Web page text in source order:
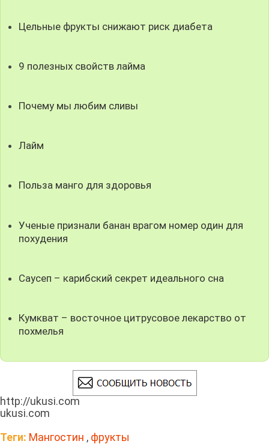
Цельные фрукты снижают риск диабета
9 полезных свойств лайма
Почему мы любим сливы
Лайм
Польза манго для здоровья
Ученые признали банан врагом номер один для
похудения
Саусеп – карибский секрет идеального сна
Кумкват – восточное цитрусовое лекарство от
похмелья
http://ukusi.com
ukusi.com
Теги: Мангостин , фрукты